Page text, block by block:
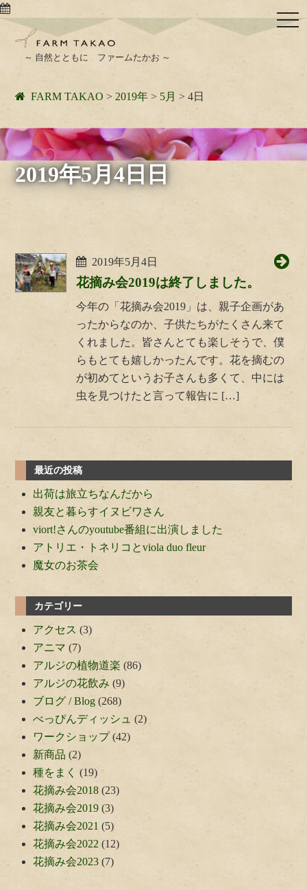
～ 自然とともに ファームたかお ～
FARM TAKAO >2019年 > 5月 >4日
2019年5月4日日
2019年5月4日
花摘み会2019は終了しました。
今年の「花摘み会2019」は、親子企画があ
ったからなのか、子供たちがたくさん来て
くれました。皆さんとても楽しそうで、僕
らもとても嬉しかったんです。花を摘むの
が初めてというお子さんも多くて、中には
虫を見つけたと言って報告に […]
最近の投稿
出荷は旅立ちなんだから
親友と暮らすイヌビワさん
viort!さんのyoutube番組に出演しました
アトリエ・トネリコとviola duo fleur
魔女のお茶会
カテゴリー
アクセス (3)
アニマ (7)
アルジの植物道楽 (86)
アルジの花飲み (9)
ブログ / Blog (268)
べっぴんディッシュ (2)
ワークショップ(42)
新商品 (2)
種をまく (19)
花摘み会2018 (23)
花摘み会2019 (3)
花摘み会2021 (5)
花摘み会2022 (12)
花摘み会2023(7)